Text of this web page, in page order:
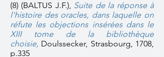
(8) (BALTUS J.F.), Suite de la réponse à
l'histoire des oracles, dans laquelle on
réfute les objections insérées dans le
XIII tome de la bibliothèque
choisie, Doulssecker, Strasbourg, 1708,
p.335